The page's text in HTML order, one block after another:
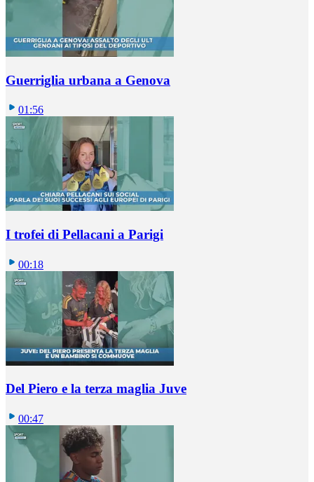
Guerriglia urbana a Genova
01:56
I trofei di Pellacani a Parigi
00:18
Del Piero e la terza maglia Juve
00:47